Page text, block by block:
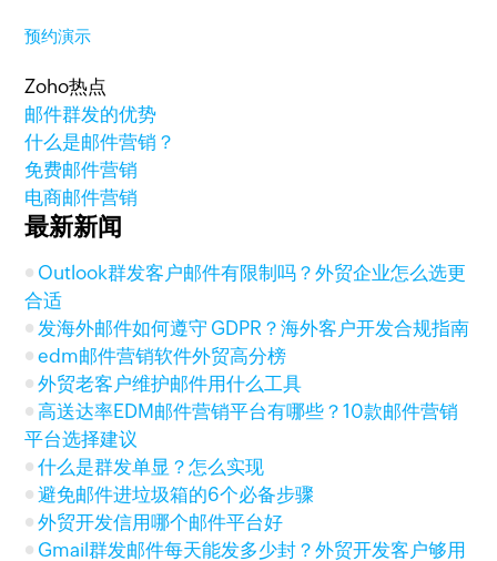
预约演示
Zoho热点
邮件群发的优势
什么是邮件营销？
免费邮件营销
电商邮件营销
最新新闻
Outlook群发客户邮件有限制吗？外贸企业怎么选更
合适
发海外邮件如何遵守 GDPR？海外客户开发合规指南
edm邮件营销软件外贸高分榜
外贸老客户维护邮件用什么工具
高送达率EDM邮件营销平台有哪些？10款邮件营销
平台选择建议
什么是群发单显？怎么实现
避免邮件进垃圾箱的6个必备步骤
外贸开发信用哪个邮件平台好
Gmail群发邮件每天能发多少封？外贸开发客户够用